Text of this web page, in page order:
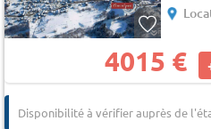
4015 €
Disponibilité à vérifier auprès de